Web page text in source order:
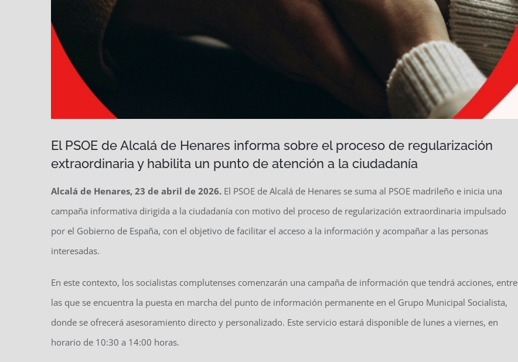
El PSOE de Alcalá de Henares informa sobre el proceso de regularización
extraordinaria y habilita un punto de atención a la ciudadanía
Alcalá de Henares, 23 de abril de 2026. El PSOE de Alcalá de Henares se suma al PSOE madrileño e inicia una
campaña informativa dirigida a la ciudadanía con motivo del proceso de regularización extraordinaria impulsado
por el Gobierno de España, con el objetivo de facilitar el acceso a la información y acompañar a las personas
interesadas.
En este contexto, los socialistas complutenses comenzarán una campaña de información que tendrá acciones, entre
las que se encuentra la puesta en marcha del punto de información permanente en el Grupo Municipal Socialista,
donde se ofrecerá asesoramiento directo y personalizado. Este servicio estará disponible de lunes a viernes, en
horario de 10:30 a 14:00 horas.